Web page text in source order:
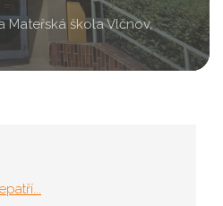
Mateřská škola Vlčnov,